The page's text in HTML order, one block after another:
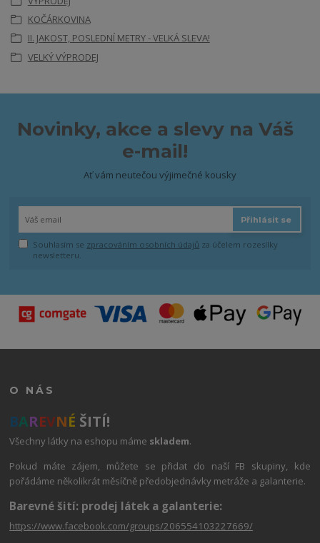
KOČÁRKOVINA
II. JAKOST, POSLEDNÍ METRY - VELKÁ SLEVA!
VELKÝ VÝPRODEJ
Novinky, akce a slevy na Váš
e-mail!
Ať vám neutečou výjimečné kousky
Přihlásit se
Souhlasím se zpracováním osobních údajů za účelem rozesílky
newsletteru.
O NÁS
BAREVNÉ ŠITÍ!
Všechny látky na eshopu máme skladem.
Pokud máte zájem, můžete se přidat do naší FB skupiny, kde
pořádáme několikrát měsíčně předobjednávky metráže a galanterie.
Barevné šití: prodej látek a galanterie:
https://www.facebook.com/groups/206554103227669/